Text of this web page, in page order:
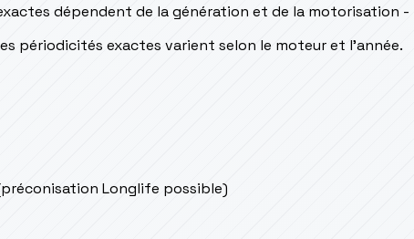
dépendent de la génération et de la motorisation
périodicités exactes varient selon le moteur et l’année.
Longlife possible)